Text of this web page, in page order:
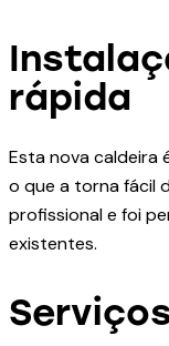
rápida
Esta nova caldeira
o que a torna fácil
profissional e foi
existentes.